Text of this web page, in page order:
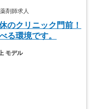
剤師求人
のクリニック門前！
る環境です。
モデル